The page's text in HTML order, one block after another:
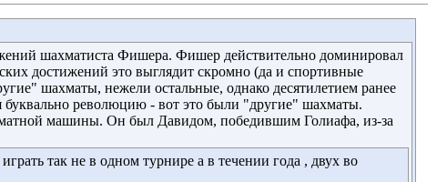
шахматиста Фишера. Фишер действительно доминировал
достижений это выглядит скромно (да и спортивные
шахматы, нежели остальные, однако десятилетием ранее
буквально революцию - вот это были "другие" шахматы.
машины. Он был Давидом, победившим Голиафа, из-за
так не в одном турнире а в течении года , двух во